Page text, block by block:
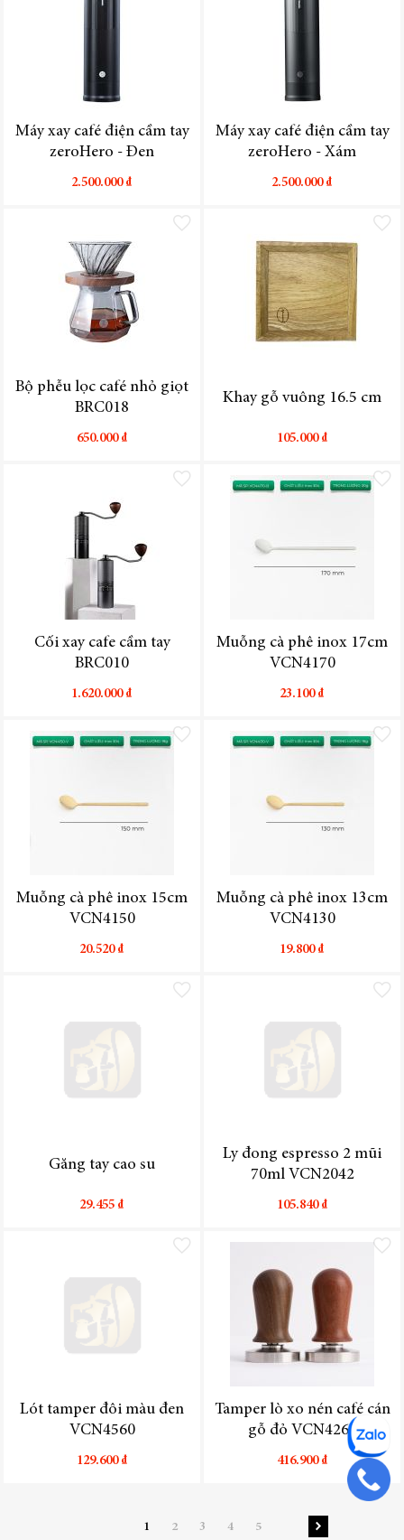
Tên sản phẩm
Giá từ Cao đến Thấp
Máy xay café điện cầm tay
zeroHero - Đen
2.500.000 ₫
Máy xay café điện cầm tay
zeroHero - Xám
2.500.000 ₫
Bộ phễu lọc café nhỏ giọt
BRC018
650.000 ₫
Thêm vào danh sách yêu thích
Khay gỗ vuông 16.5 cm
105.000 ₫
Thêm
Cối xay cafe cầm tay
BRC010
1.620.000 ₫
Thêm vào danh sách yêu thích
Muỗng cà phê inox 17cm
VCN4170
23.100 ₫
Thêm
Muỗng cà phê inox 15cm
VCN4150
20.520 ₫
Thêm vào danh sách yêu thích
Muỗng cà phê inox 13cm
VCN4130
19.800 ₫
Thêm
Găng tay cao su
29.455 ₫
Thêm vào danh sách yêu thích
Ly đong espresso 2 mũi
70ml VCN2042
105.840 ₫
Thêm
Lót tamper đôi màu đen
VCN4560
129.600 ₫
Thêm vào danh sách yêu thích
Tamper lò xo nén café cán
gỗ đỏ VCN4268
416.900 ₫
Thêm
Trang
Bạn đang đọc trang
1 Trang
2 Trang
3 Trang
4 Trang
5